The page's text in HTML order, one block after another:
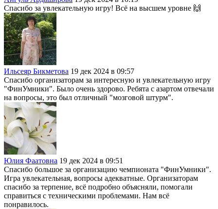
Спасибо за увлекательную игру! Всё на высшем уровне 🙌
Ильсеяр Бикметова 19 дек 2024 в 09:57
Спасибо организаторам за интересную и увлекательную игру
"ФинУмники". Было очень здорово. Ребята с азартом отвечали
на вопросы, это был отличный "мозговой штурм".
Юлия Фаатовна 19 дек 2024 в 09:51
Спасибо большое за организацию чемпионата "ФинУмники".
Игра увлекательная, вопросы адекватные. Организаторам
спасибо за терпение, всё подробно объясняли, помогали
справиться с техническими проблемами. Нам всё
понравилось.